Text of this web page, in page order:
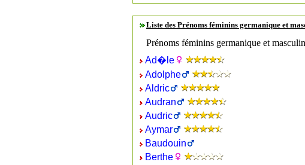
Liste des Prénoms féminins germanique et
Prénoms féminins germanique et
Ad�le
Adolphe
Aldric
Audran
Audric
Aymar
Baudouin
Berthe